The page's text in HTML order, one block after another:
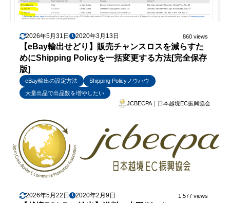
2026年5月31日 2020年3月13日 860 views
【eBay輸出せどり】販売チャンスロスを減らすた
めにShipping Policyを一括変更する方法[完全保存
版]
eBay輸出の設定方法
Shipping Policyノウハウ
大量出品で出品数を増やしたい
JCBECPA｜日本越境EC振興協会
2026年5月22日 2020年2月9日 1,577 views